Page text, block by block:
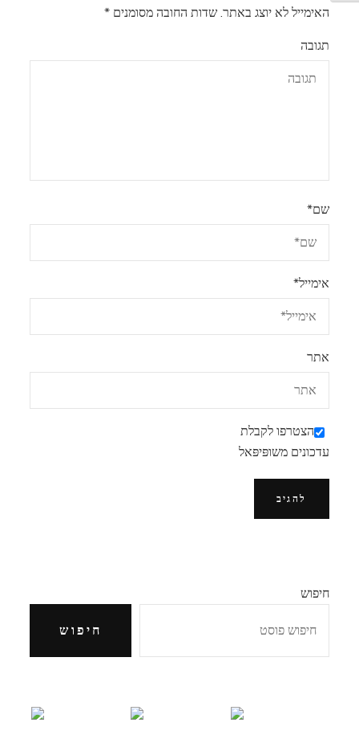
האימייל לא יוצג באתר. שדות החובה מסומנים*
תגובה
שם*
אימייל*
אתר
הצטרפו לקבלת
עדכונים משופּיפּאל
חיפוש
חיפוש